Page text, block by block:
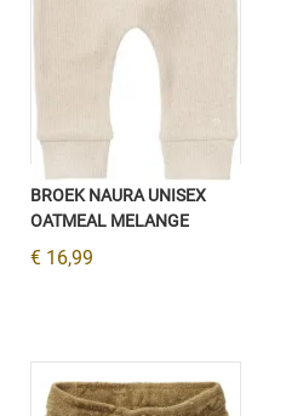
BROEK NAURA UNISEX
OATMEAL MELANGE
€ 16,99